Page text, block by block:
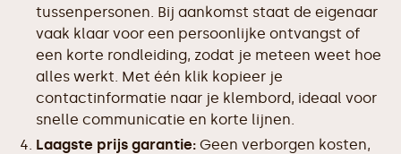
tussenpersonen. Bij aankomst staat de eigenaar
vaak klaar voor een persoonlijke ontvangst of
een korte rondleiding, zodat je meteen weet hoe
alles werkt. Met één klik kopieer je
contactinformatie naar je klembord, ideaal voor
snelle communicatie en korte lijnen.
Laagste prijs garantie: Geen verborgen kosten,